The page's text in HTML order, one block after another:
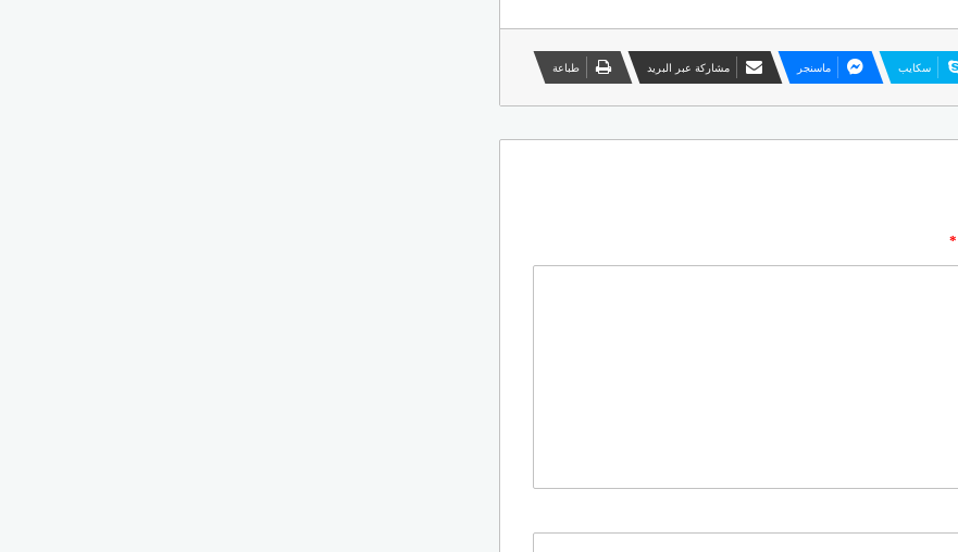
سكايب ماسنجر مشاركة عبر البريد طباعة
*